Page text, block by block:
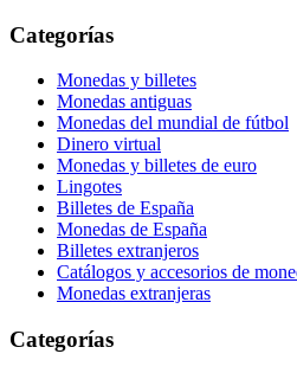
Categorías
Monedas y billetes
Monedas antiguas
Monedas del mundial de fútbol
Dinero virtual
Monedas y billetes de euro
Lingotes
Billetes de España
Monedas de España
Billetes extranjeros
Catálogos y accesorios de
Monedas extranjeras
Categorías